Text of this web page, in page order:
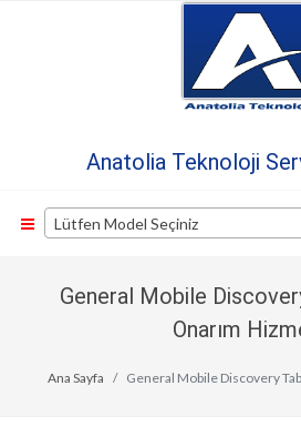
Anatolia Teknoloji
Lütfen Model Seçiniz
General Mobile
Onarım
Ana Sayfa General Mobile Discovery